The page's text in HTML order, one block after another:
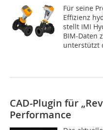
Für seine
Effizienz
stellt IMI
BIM-Daten
unterstützt
CAD-Plugin für
Performance